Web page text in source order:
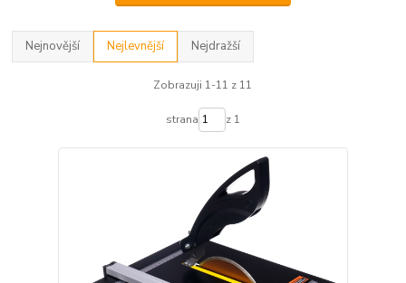
Nejnovější Nejlevnější Nejdražší
Zobrazuji 1-11 z 11
strana z 1